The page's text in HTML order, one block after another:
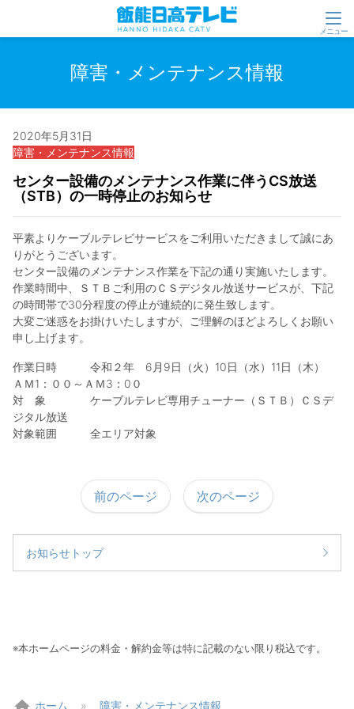
障害・メンテナンス情報
2020年5月31日
障害・メンテナンス情報
センター設備のメンテナンス作業に伴うCS放送
（STB）の一時停止のお知らせ
平素よりケーブルテレビサービスをご利用いただきまして誠にあ
りがとうございます。
センター設備のメンテナンス作業を下記の通り実施いたします。
作業時間中、ＳＴＢご利用のＣＳデジタル放送サービスが、下記
の時間帯で30分程度の停止が連続的に発生致します。
大変ご迷惑をお掛けいたしますが、ご理解のほどよろしくお願い
申し上げます。
作業日時 令和２年 6月9日（火）10日（水）11日（木）
ＡＭ1：００～ＡＭ3：0０
対 象 ケーブルテレビ専用チューナー（ＳＴＢ）ＣＳデ
ジタル放送
対象範囲 全エリア対象
前のページ 次のページ
お知らせトップ
※本ホームページの料金・解約金等は特に記載のない限り税込です。
ホーム 障害・メンテナンス情報